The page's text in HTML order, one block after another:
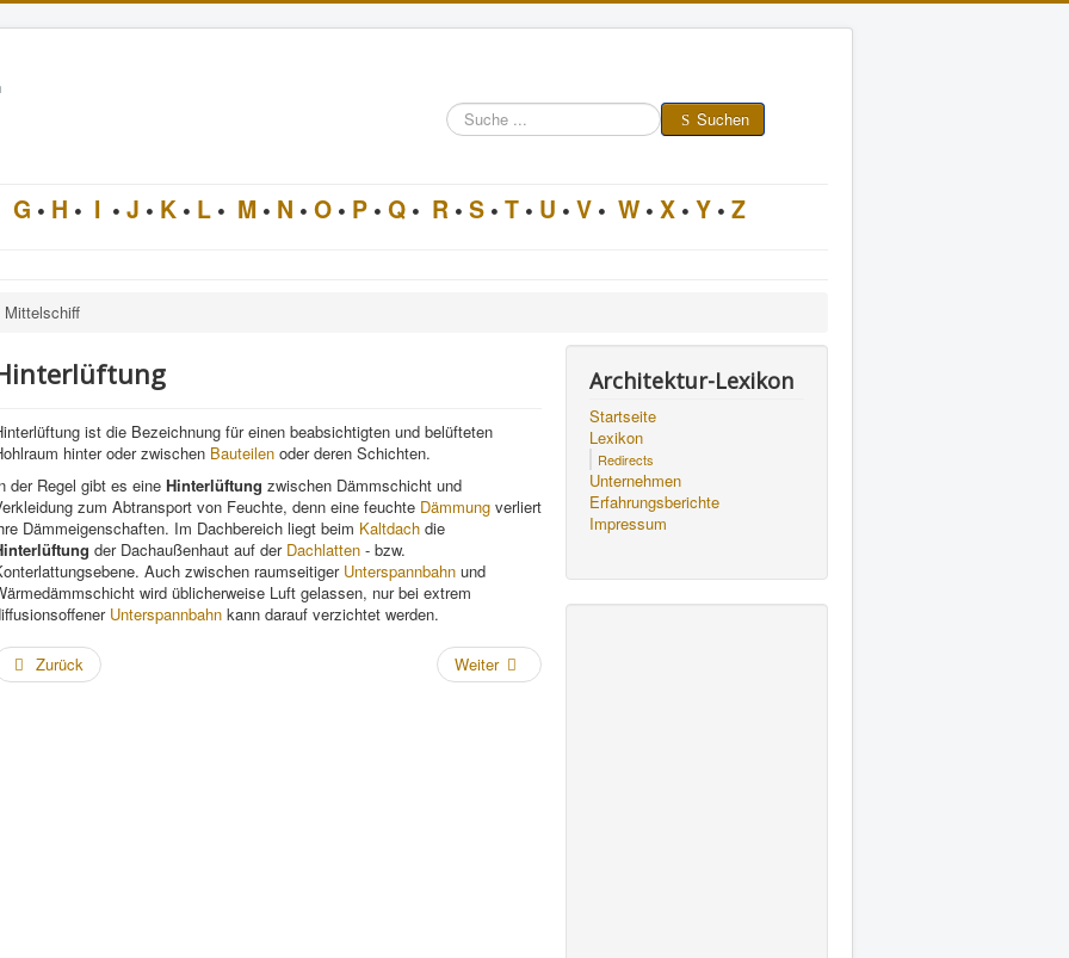
Suche
im
Suchen
G • H • I • J • K • L • M • N • O • P • Q • R • S • T • U • V • W • X • Y • Z
Mittelschiff
ist die Bezeichnung für einen beabsichtigten und belüfteten
hinter oder zwischen Bauteilen oder deren Schichten.
der Regel gibt es eine Hinterlüftung zwischen Dämmschicht und
zum Abtransport von Feuchte, denn eine feuchte Dämmung verliert
Dämmeigenschaften. Im Dachbereich liegt beim Kaltdach die
der Dachaußenhaut auf der Dachlatten - bzw.
Auch zwischen raumseitiger Unterspannbahn und
wird üblicherweise Luft gelassen, nur bei extrem
Unterspannbahn kann darauf verzichtet werden.
Zurück Weiter
Architektur-Lexikon
Startseite
Lexikon
Redirects
Unternehmen
Erfahrungsberichte
Impressum